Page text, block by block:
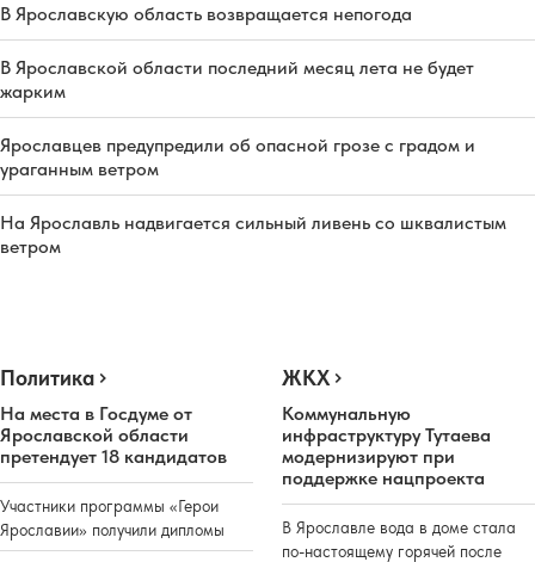
В Ярославскую область возвращается непогода
В Ярославской области последний месяц лета не будет
жарким
Ярославцев предупредили об опасной грозе с градом и
ураганным ветром
На Ярославль надвигается сильный ливень со шквалистым
ветром
Политика
На места в Госдуме от
Ярославской области
претендует 18 кандидатов
Участники программы «Герои
Ярославии» получили дипломы
ЖКХ
Коммунальную
инфраструктуру Тутаева
модернизируют при
поддержке нацпроекта
В Ярославле вода в доме стала
по-настоящему горячей после